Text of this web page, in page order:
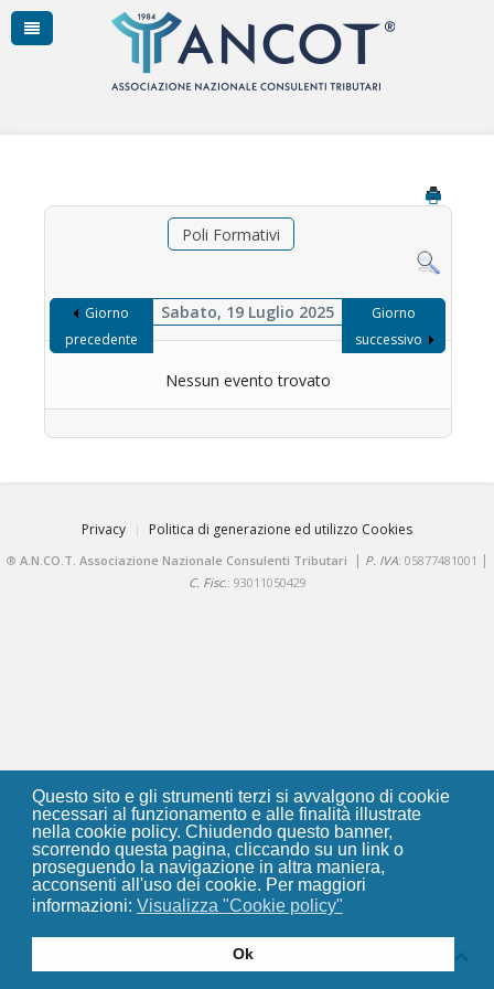
Questo sito e gli strumenti terzi si avvalgono di cookie
necessari al funzionamento e alle finalità illustrate
nella cookie policy. Chiudendo questo banner,
scorrendo questa pagina, cliccando su un link o
proseguendo la navigazione in altra maniera,
acconsenti all'uso dei cookie. Per maggiori
informazioni: Visualizza "Cookie policy"
Ok
Poli Formativi
Giorno
precedente
Sabato, 19 Luglio 2025
Giorno
successivo
Nessun evento trovato
Privacy Politica di generazione ed utilizzo Cookies
® A.N.CO.T. Associazione Nazionale Consulenti Tributari | P. IVA: 05877481001 |
C. Fisc.: 93011050429